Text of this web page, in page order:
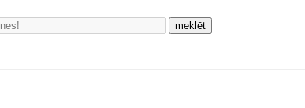
meklēt